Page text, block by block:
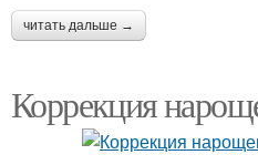
читать дальше →
Коррекция